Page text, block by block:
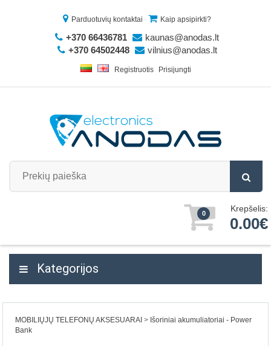
Parduotuvių kontaktai Kaip apsipirkti?
+370 66436781
kaunas@anodas.lt
+370 64502448
vilnius@anodas.lt
Registruotis Prisijungti
0 Krepšelis:
0.00€
Kategorijos
MOBILIŲJŲ TELEFONŲ AKSESUARAI
Išoriniai akumuliatoriai - Power
Bank